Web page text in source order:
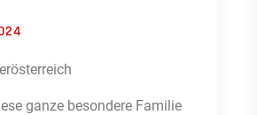
ganze besondere Familie